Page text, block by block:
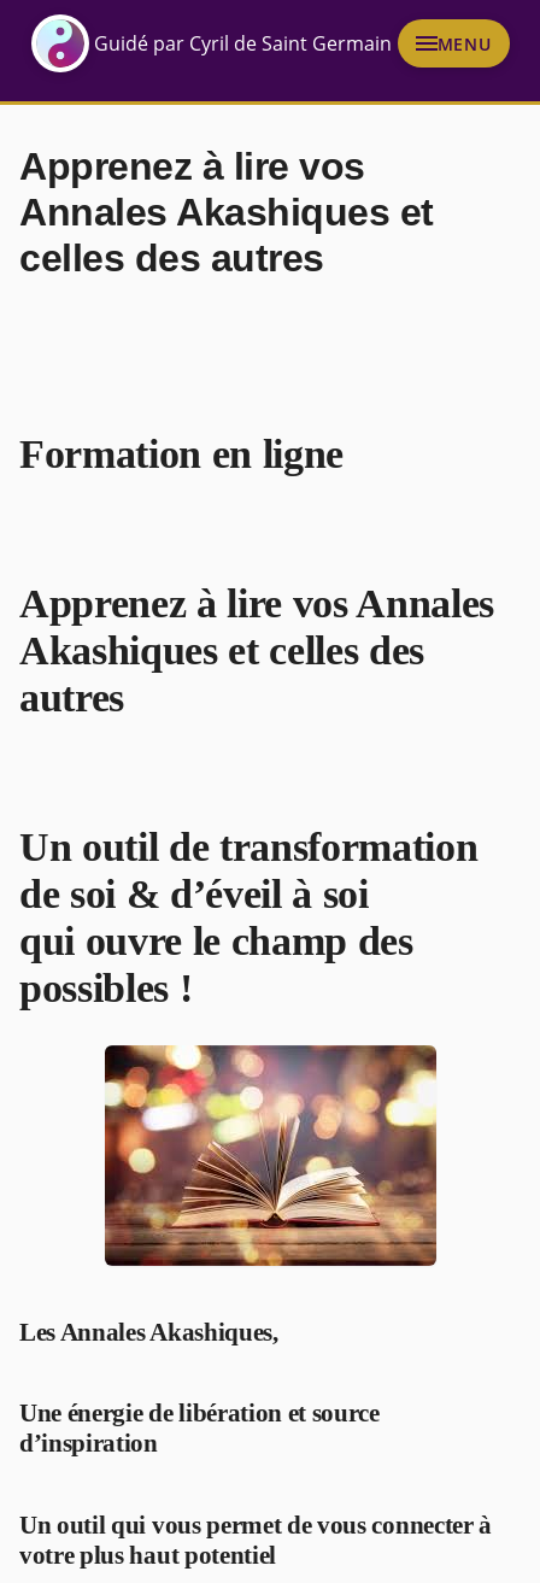
Guidé par Cyril de Saint Germain MENU
Apprenez à lire vos
Annales Akashiques et
celles des autres
Formation en ligne
Apprenez à lire vos Annales
Akashiques et celles des
autres
Un outil de transformation
de soi & d’éveil à soi
qui ouvre le champ des
possibles !
Les Annales Akashiques,
Une énergie de libération et source
d’inspiration
Un outil qui vous permet de vous connecter à
votre plus haut potentiel